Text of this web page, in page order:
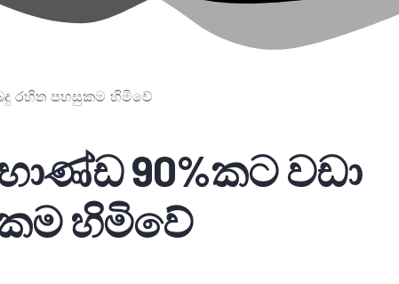
රහිත පහසුකම හිමිවේ
90%කට වඩා
හිමිවේ